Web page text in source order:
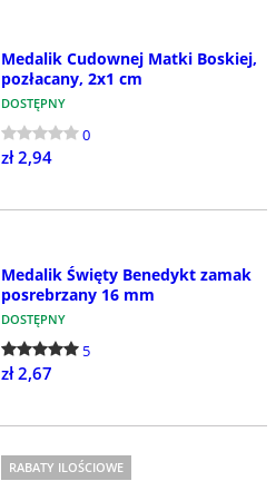
Medalik Cudownej Matki Boskiej,
pozłacany, 2x1 cm
DOSTĘPNY
0
zł 2,94
Medalik Święty Benedykt zamak
posrebrzany 16 mm
DOSTĘPNY
5
zł 2,67
RABATY ILOŚCIOWE